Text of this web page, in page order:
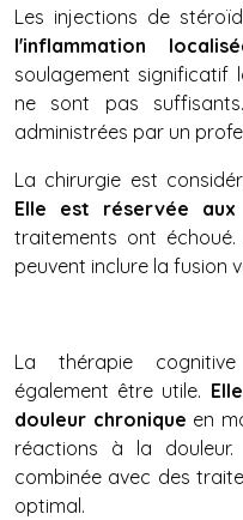
Les injections de
l'inflammation
soulagement significatif
ne sont pas
administrées par un
La chirurgie est
Elle est réservée
traitements ont échoué.
peuvent inclure la fusion
La thérapie
également être utile.
douleur chronique en
réactions à la
combinée avec des
optimal.